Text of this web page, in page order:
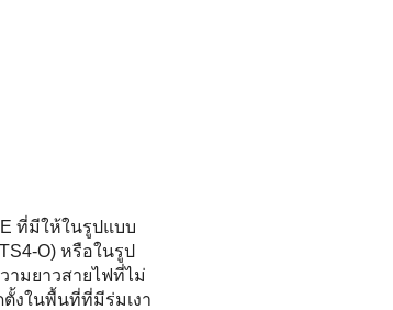
ที่มีให้ในรูปแบบ
O) หรือในรูป
ามยาวสายไฟที่ไม่
งในพื้นที่ที่มีร่มเงา